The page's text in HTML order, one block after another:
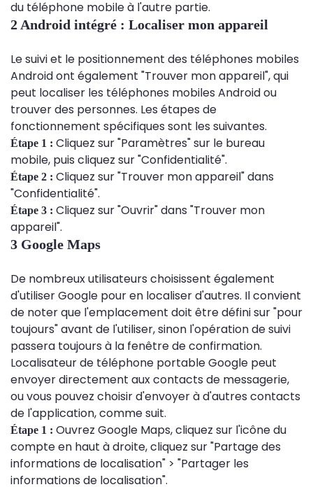
du téléphone mobile à l'autre partie.
2 Android intégré : Localiser mon appareil
Le suivi et le positionnement des téléphones mobiles
Android ont également "Trouver mon appareil", qui
peut localiser les téléphones mobiles Android ou
trouver des personnes. Les étapes de
fonctionnement spécifiques sont les suivantes.
Étape 1 : Cliquez sur "Paramètres" sur le bureau
mobile, puis cliquez sur "Confidentialité".
Étape 2 : Cliquez sur "Trouver mon appareil" dans
"Confidentialité".
Étape 3 : Cliquez sur "Ouvrir" dans "Trouver mon
appareil".
3 Google Maps
De nombreux utilisateurs choisissent également
d'utiliser Google pour en localiser d'autres. Il convient
de noter que l'emplacement doit être défini sur "pour
toujours" avant de l'utiliser, sinon l'opération de suivi
passera toujours à la fenêtre de confirmation.
Localisateur de téléphone portable Google peut
envoyer directement aux contacts de messagerie,
ou vous pouvez choisir d'envoyer à d'autres contacts
de l'application, comme suit.
Étape 1 : Ouvrez Google Maps, cliquez sur l'icône du
compte en haut à droite, cliquez sur "Partage des
informations de localisation" > "Partager les
informations de localisation".